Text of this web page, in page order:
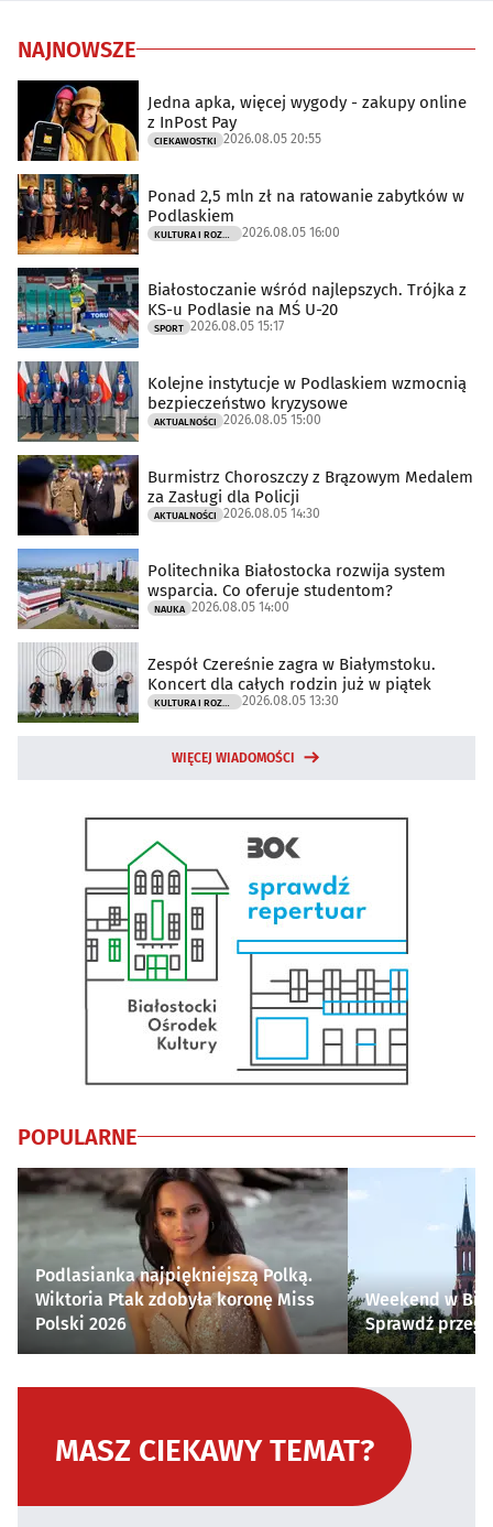
NAJNOWSZE
Jedna apka, więcej wygody - zakupy online
z InPost Pay
CIEKAWOSTKI 2026.08.05 20:55
Ponad 2,5 mln zł na ratowanie zabytków w
Podlaskiem
KULTURA I ROZRYWKA 2026.08.05 16:00
Białostoczanie wśród najlepszych. Trójka z
KS-u Podlasie na MŚ U-20
SPORT 2026.08.05 15:17
Kolejne instytucje w Podlaskiem wzmocnią
bezpieczeństwo kryzysowe
AKTUALNOŚCI 2026.08.05 15:00
Burmistrz Choroszczy z Brązowym Medalem
za Zasługi dla Policji
AKTUALNOŚCI 2026.08.05 14:30
Politechnika Białostocka rozwija system
wsparcia. Co oferuje studentom?
NAUKA 2026.08.05 14:00
Zespół Czereśnie zagra w Białymstoku.
Koncert dla całych rodzin już w piątek
KULTURA I ROZRYWKA 2026.08.05 13:30
WIĘCEJ WIADOMOŚCI
POPULARNE
Podlasianka najpiękniejszą Polką.
Wiktoria Ptak zdobyła koronę Miss
Polski 2026
Weekend w
Sprawdź
MASZ CIEKAWY TEMAT?